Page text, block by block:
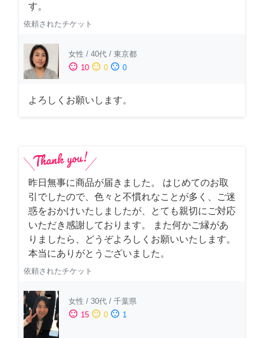
す。
依頼されたチケット
女性 / 40代 / 東京都
sentiment_satisfied 10 sentiment_neutral 0 sentiment_dissatisfied 0
よろしくお願いします。
昨日無事に商品が届きました。 はじめてのお取
引でしたので、色々と不慣れなことが多く、ご迷
惑をおかけいたしましたが、とても親切にご対応
いただき感謝しております。 また何かご縁があ
りましたら、どうぞよろしくお願いいたします。
本当にありがとうございました。
依頼されたチケット
女性 / 30代 / 千葉県
sentiment_satisfied 15 sentiment_neutral 0 sentiment_dissatisfied 1